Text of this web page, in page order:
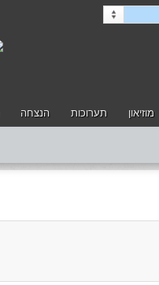
מוזיאון תערוכות הנצחה